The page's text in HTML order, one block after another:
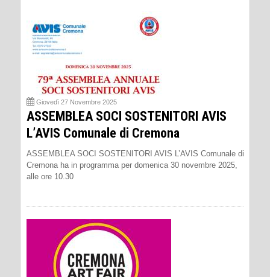
Giovedì 27 Novembre 2025
ASSEMBLEA SOCI SOSTENITORI AVIS
L’AVIS Comunale di Cremona
ASSEMBLEA SOCI SOSTENITORI AVIS L’AVIS Comunale di
Cremona ha in programma per domenica 30 novembre 2025,
alle ore 10.30